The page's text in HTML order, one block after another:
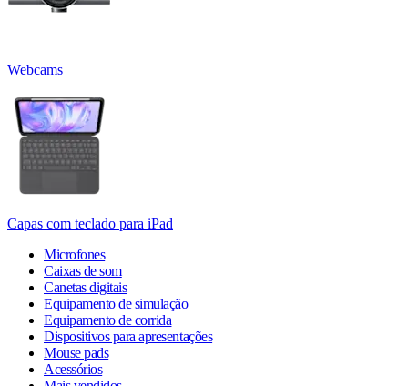
Webcams
Capas com teclado para iPad
Microfones
Caixas de som
Canetas digitais
Equipamento de simulação
Equipamento de corrida
Dispositivos para apresentações
Mouse pads
Acessórios